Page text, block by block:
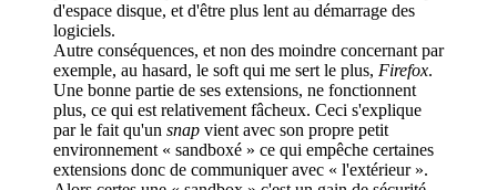
d'espace disque, et d'être plus lent au démarrage des
logiciels.
Autre conséquences, et non des moindre concernant par
exemple, au hasard, le soft qui me sert le plus, Firefox.
Une bonne partie de ses extensions, ne fonctionnent
plus, ce qui est relativement fâcheux. Ceci s'explique
par le fait qu'un snap vient avec son propre petit
environnement « sandboxé » ce qui empêche certaines
extensions donc de communiquer avec « l'extérieur ».